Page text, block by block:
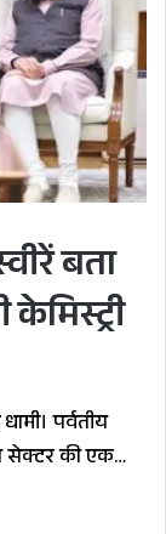
बता
पर्वतीय
सेक्टर की एक…